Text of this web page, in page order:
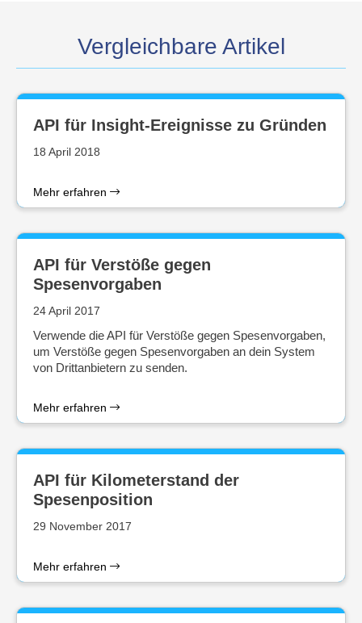
Vergleichbare Artikel
API für Insight-Ereignisse zu Gründen
18 April 2018
Mehr erfahren
API für Verstöße gegen
Spesenvorgaben
24 April 2017
Verwende die API für Verstöße gegen Spesenvorgaben,
um Verstöße gegen Spesenvorgaben an dein System
von Drittanbietern zu senden.
Mehr erfahren
API für Kilometerstand der
Spesenposition
29 November 2017
Mehr erfahren